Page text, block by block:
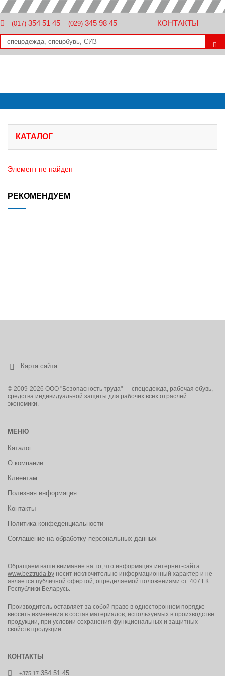
(017) 354 51 45 (029) 345 98 45 - КОНТАКТЫ
КАТАЛОГ
Элемент не найден
РЕКОМЕНДУЕМ
Карта сайта
© 2009-2026 ООО "Безопасность труда" — спецодежда, рабочая обувь,
средства индивидуальной защиты для рабочих всех отраслей
экономики.
МЕНЮ
Каталог
О компании
Клиентам
Полезная информация
Контакты
Политика конфеденциальности
Соглашение на обработку персональных данных
Обращаем ваше внимание на то, что информация интернет-сайта
www.beztruda.by носит исключительно информационный характер и не
является публичной офертой, определяемой положениями ст. 407 ГК
Республики Беларусь.
Производитель оставляет за собой право в одностороннем порядке
вносить изменения в состав материалов, используемых в производстве
продукции, при условии сохранения функциональных и защитных
свойств продукции.
КОНТАКТЫ
+375 17 354 51 45